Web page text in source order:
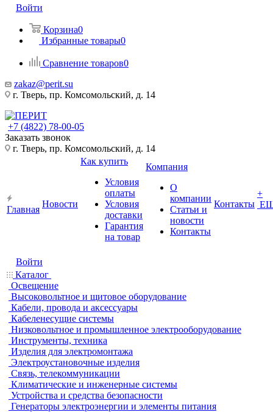
Войти
Корзина0
Избранные товары0
Сравнение товаров0
zakaz@perit.su
г. Тверь, пр. Комсомольский, д. 14
+7 (4822) 78-00-05
Заказать звонок
г. Тверь, пр. Комсомольский, д. 14
Главная
Новости
Как купить
Условия
оплаты
Условия
доставки
Гарантия
на товар
Компания
О
компании
Статьи и
новости
Контакты
Контакты
+
Войти
Каталог
Освещение
Высоковольтное и щитовое оборудование
Кабели, провода и аксессуары
Кабеленесущие системы
Низковольтное и промышленное электрооборудование
Инструменты, техника
Изделия для электромонтажа
Электроустановочные изделия
Связь, телекоммуникации
Климатические и инженерные системы
Устройства и средства безопасности
Генераторы электроэнергии и элементы питания